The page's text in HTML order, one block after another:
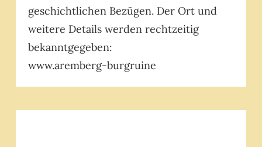
geschichtlichen Bezügen. Der Ort und
weitere Details werden rechtzeitig
bekanntgegeben:
www.aremberg-burgruine